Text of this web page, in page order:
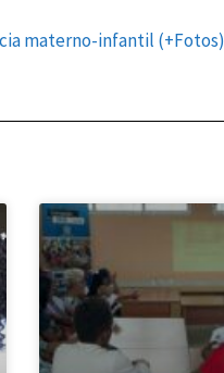
materno-infantil (+Fotos)